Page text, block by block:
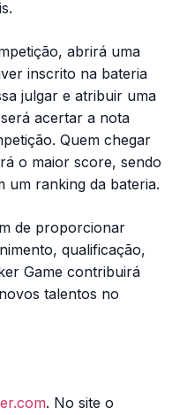
abrirá uma
inscrito na bateria
julgar e atribuir uma
acertar a nota
Quem chegar
o maior score, sendo
um ranking da bateria.
de proporcionar
qualificação,
Game contribuirá
talentos no
. No site o